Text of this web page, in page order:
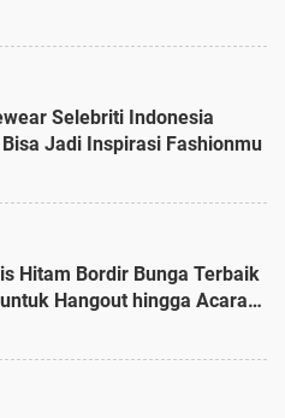
Selebriti Indonesia
Jadi Inspirasi Fashionmu
Hitam Bordir Bunga Terbaik
Hangout hingga Acara